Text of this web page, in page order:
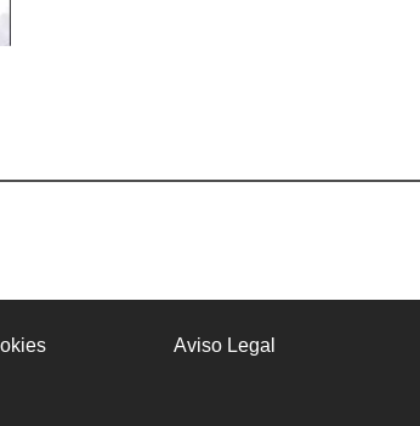
Aviso Legal